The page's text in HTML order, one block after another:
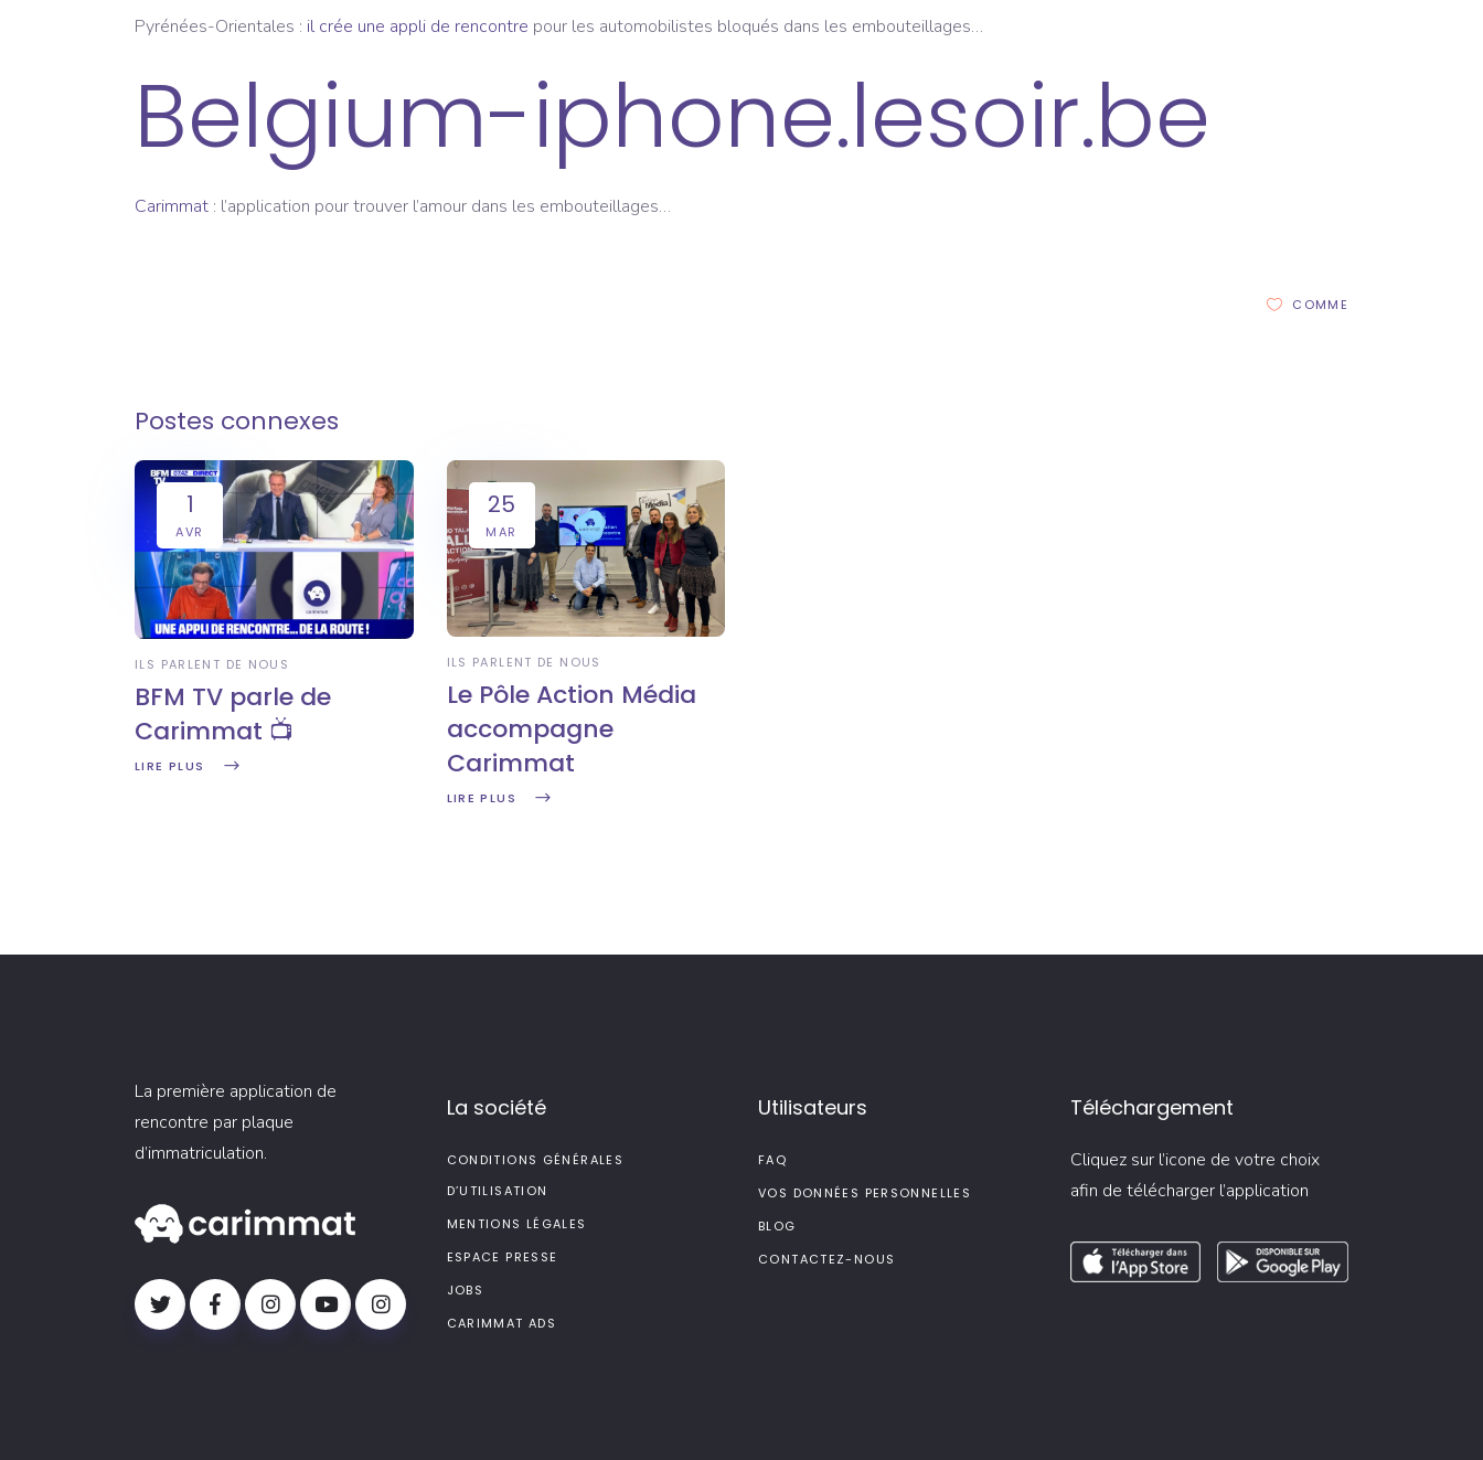
Pyrénées-Orientales : il crée une appli de rencontre pour les automobilistes bloqués dans les embouteillages…
Belgium-iphone.lesoir.be
Carimmat : l’application pour trouver l’amour dans les embouteillages…
COMME
Postes connexes
1
AVR
ILS PARLENT DE NOUS
BFM TV parle de
Carimmat 📺
LIRE PLUS
25
MAR
ILS PARLENT DE NOUS
Le Pôle Action Média
accompagne
Carimmat
LIRE PLUS
La première application de
rencontre par plaque
d’immatriculation.
La société
CONDITIONS GÉNÉRALES
D’UTILISATION
MENTIONS LÉGALES
ESPACE PRESSE
JOBS
CARIMMAT ADS
Utilisateurs
FAQ
VOS DONNÉES PERSONNELLES
BLOG
CONTACTEZ-NOUS
Téléchargement
Cliquez sur l’icone de votre choix
afin de télécharger l’application